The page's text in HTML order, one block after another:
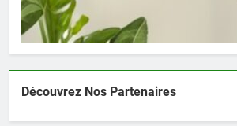
Découvrez Nos Partenaires